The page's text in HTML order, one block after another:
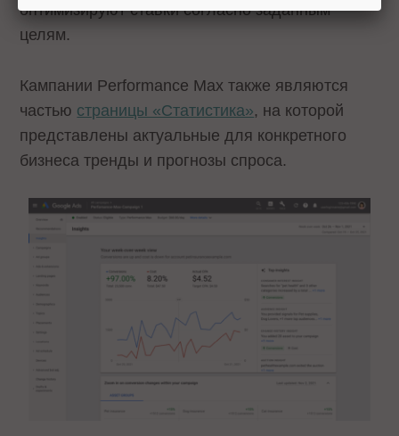
оптимизируют ставки согласно заданным
целям.
Кампании Performance Max также являются
частью страницы «Статистика», на которой
представлены актуальные для конкретного
бизнеса тренды и прогнозы спроса.